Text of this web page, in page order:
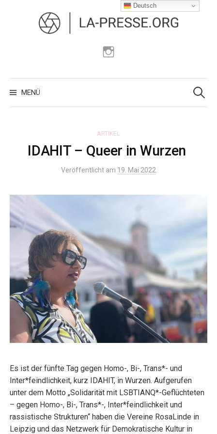
überspringen
MENÜ
Suchen
nach:
ARTIKEL
IDAHIT – Queer in Wurzen
Veröffentlicht am 19. Mai 2022
Es ist der fünfte Tag gegen Homo-, Bi-, Trans*- und
Inter*feindlichkeit, kurz IDAHIT, in Wurzen. Aufgerufen
unter dem Motto „Solidarität mit LSBTIANQ*-Geflüchteten
– gegen Homo-, Bi-, Trans*-, Inter*feindlichkeit und
rassistische Strukturen“ haben die Vereine RosaLinde in
Leipzig und das Netzwerk für Demokratische Kultur in
Deutsch